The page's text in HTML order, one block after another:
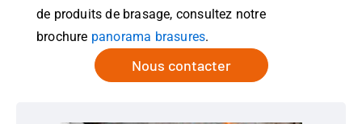
de produits de brasage, consultez notre
brochure panorama brasures.
Nous contacter